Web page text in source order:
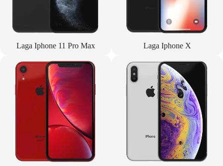
Laga Iphone 11 Pro Max Laga Iphone X